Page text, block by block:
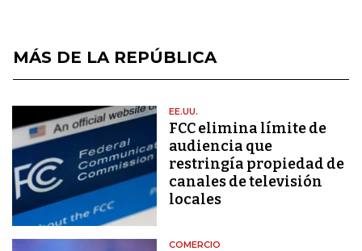
MÁS DE LA REPÚBLICA
EE.UU.
FCC elimina límite de
audiencia que
restringía propiedad de
canales de televisión
locales
COMERCIO